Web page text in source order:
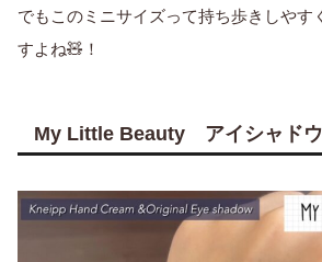
でもこのミニサイズって持ち歩きしやす
すよね🧸！
My Little Beauty アイシャド